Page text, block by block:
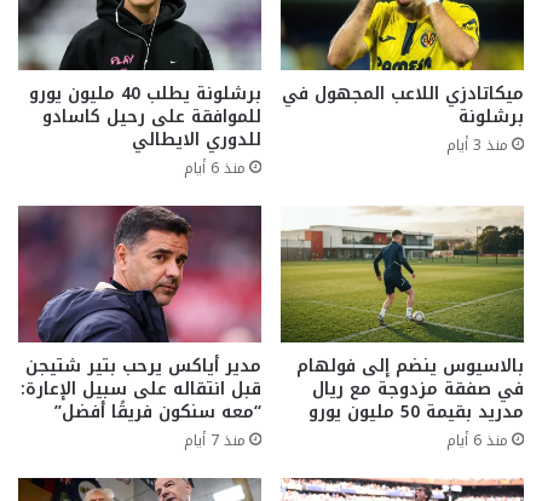
ميكاتادزي اللاعب المجهول في
برشلونة
منذ 3 أيام
برشلونة يطلب 40 مليون يورو
للموافقة على رحيل كاسادو
للدوري الايطالي
منذ 6 أيام
بالاسيوس ينضم إلى فولهام
في صفقة مزدوجة مع ريال
مدريد بقيمة 50 مليون يورو
منذ 6 أيام
مدير أياكس يرحب بتير شتيجن
قبل انتقاله على سبيل الإعارة:
“معه سنكون فريقًا أفضل”
منذ 7 أيام